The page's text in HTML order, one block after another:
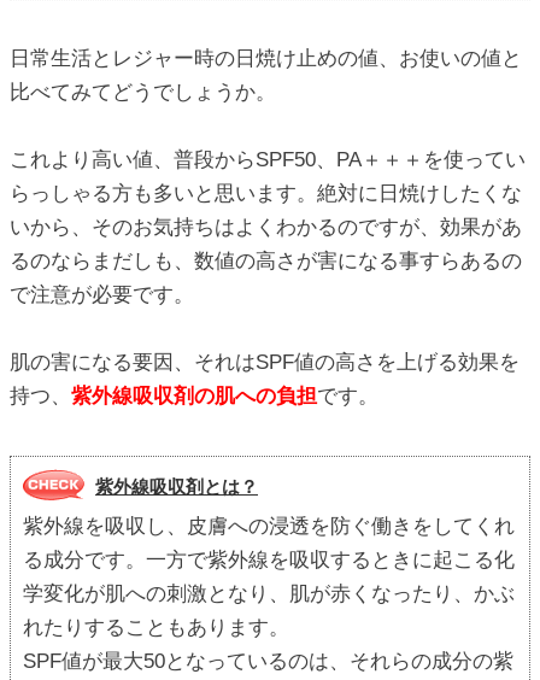
日常生活とレジャー時の日焼け止めの値、お使いの値と
比べてみてどうでしょうか。
これより高い値、普段からSPF50、PA＋＋＋を使ってい
らっしゃる方も多いと思います。絶対に日焼けしたくな
いから、そのお気持ちはよくわかるのですが、効果があ
るのならまだしも、数値の高さが害になる事すらあるの
で注意が必要です。
肌の害になる要因、それはSPF値の高さを上げる効果を
持つ、 紫外線吸収剤の肌への負担です。
紫外線吸収剤とは？
紫外線を吸収し、皮膚への浸透を防ぐ働きをしてくれ
る成分です。一方で紫外線を吸収するときに起こる化
学変化が肌への刺激となり、肌が赤くなったり、かぶ
れたりすることもあります。
SPF値が最大50となっているのは、それらの成分の紫